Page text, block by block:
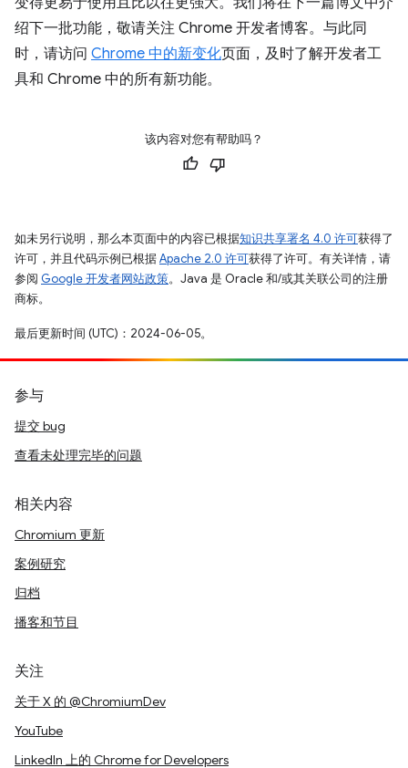
绍下一批功能，敬请关注 Chrome 开发者博客。与此同
时，请访问 Chrome 中的新变化页面，及时了解开发者工
具和 Chrome 中的所有新功能。
该内容对您有帮助吗？
如未另行说明，那么本页面中的内容已根据知识共享署名 4.0 许可获得了
许可，并且代码示例已根据Apache 2.0 许可获得了许可。有关详情，请
参阅 Google 开发者网站政策。Java 是 Oracle 和/或其关联公司的注册
商标。
最后更新时间 (UTC)：2024-06-05。
参与
提交 bug
查看未处理完毕的问题
相关内容
Chromium 更新
案例研究
归档
播客和节目
关注
关于 X 的 @ChromiumDev
YouTube
LinkedIn 上的 Chrome for Developers